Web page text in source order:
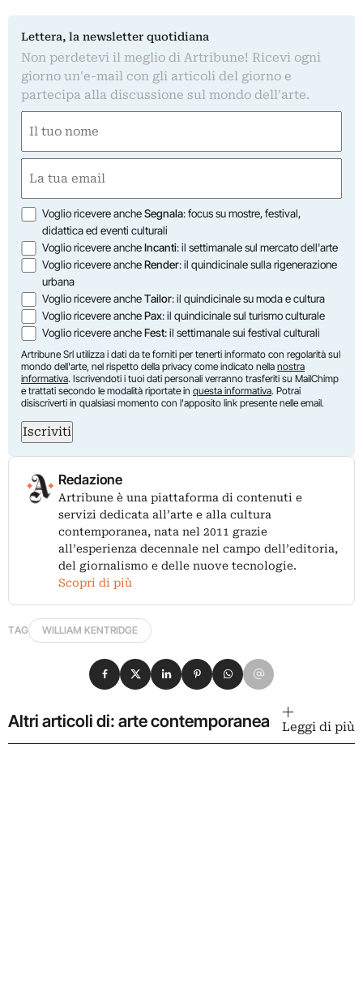
Lettera, la newsletter quotidiana
Non perdetevi il meglio di Artribune! Ricevi ogni
giorno un'e-mail con gli articoli del giorno e
partecipa alla discussione sul mondo dell'arte.
(Required)
First
(Required)
Opzioni
Voglio ricevere ancheSegnala: focus su mostre, festival,
didattica ed eventi culturali
Voglio ricevere ancheIncanti: il settimanale sul mercato dell'arte
Voglio ricevere ancheRender: il quindicinale sulla rigenerazione
urbana
Voglio ricevere ancheTailor: il quindicinale su moda e cultura
Voglio ricevere anchePax: il quindicinale sul turismo culturale
Voglio ricevere ancheFest: il settimanale sui festival culturali
Artribune Srl utilizza i dati da te forniti per tenerti informato con regolarità sul
mondo dell'arte, nel rispetto della privacy come indicato nella nostra
informativa. Iscrivendoti i tuoi dati personali verranno trasferiti su MailChimp
e trattati secondo le modalità riportate in questa informativa. Potrai
disiscriverti in qualsiasi momento con l'apposito link presente nelle email.
Iscriviti
Redazione
Artribune è una piattaforma di contenuti e
servizi dedicata all’arte e alla cultura
contemporanea, nata nel 2011 grazie
all’esperienza decennale nel campo dell’editoria,
del giornalismo e delle nuove tecnologie.
Scopri di più
TAG WILLIAM KENTRIDGE
Condividi su Facebook
Condividi su X
Condividi su LinkedIn
Condividi su Pinterest
Condividi su WhatsApp
Condividi su Email
Altri articoli di: arte contemporanea Leggi di più